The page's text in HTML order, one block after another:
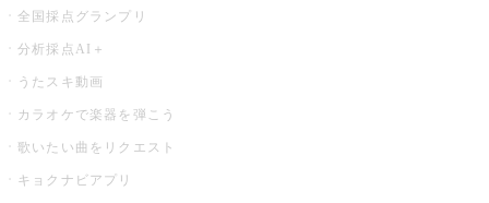
全国採点グランプリ
分析採点AI＋
うたスキ動画
カラオケで楽器を弾こう
歌いたい曲をリクエスト
キョクナビアプリ